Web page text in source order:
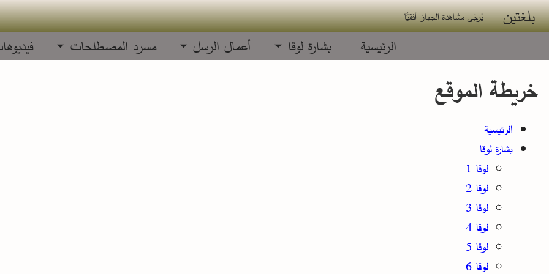
تجاوز إلى المحتوى الرئيسي
بلغتين يُرجَى مشاهدة الجهاز أفقيًّا
الرئيسية بشارة لوقا أعمال الرسل مسرد المصطلحات
خريطة الموقع
الرئيسية
بشارة لوقا
لوقا 1
لوقا 2
لوقا 3
لوقا 4
لوقا 5
لوقا 6